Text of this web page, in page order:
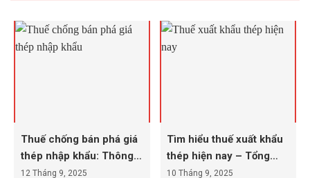
Thuế chống bán phá giá
thép nhập khẩu: Thông
tin cần biết!
12 Tháng 9, 2025
Tìm hiểu thuế xuất khẩu
thép hiện nay – Tổng
quan từ A – Z
10 Tháng 9, 2025